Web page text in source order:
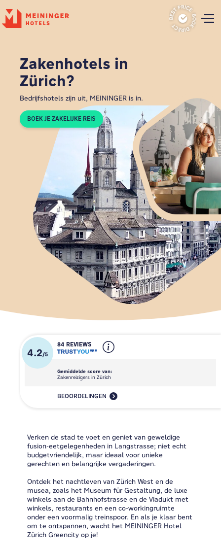
P
Zakenhotels in
Zürich?
Bedrijfshotels zijn uit, MEININGER is in.
BOEK JE ZAKELIJKE REIS
4.2/5
84 REVIEWS
Gemiddelde score van:
Zakenreizigers in Zürich
BEOORDELINGEN
Verken de stad te voet en geniet van geweldige
fusion-eetgelegenheden in Langstrasse; niet echt
budgetvriendelijk, maar ideaal voor unieke
gerechten en belangrijke vergaderingen.
Ontdek het nachtleven van Zürich West en de
musea, zoals het Museum für Gestaltung, de luxe
winkels aan de Bahnhofstrasse en de Viadukt met
winkels, restaurants en een co-workingruimte
onder een voormalig treinspoor. En als je klaar bent
om te ontspannen, wacht het MEININGER Hotel
Zürich Greencity op je!